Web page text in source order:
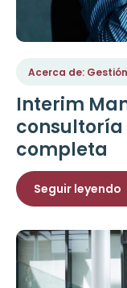
Acerca de:
Interim
consultoría
completa
Seguir leyendo